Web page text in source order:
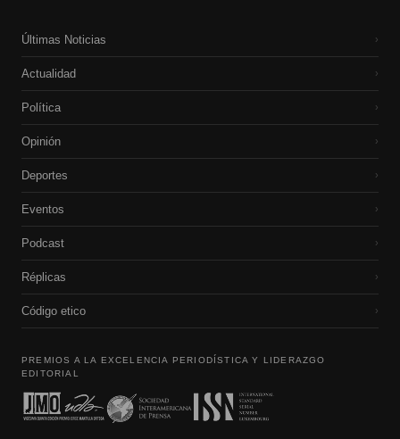
Últimas Noticias ›
Actualidad ›
Política ›
Opinión ›
Deportes ›
Eventos ›
Podcast ›
Réplicas ›
Código etico ›
PREMIOS A LA EXCELENCIA PERIODÍSTICA Y LIDERAZGO
EDITORIAL